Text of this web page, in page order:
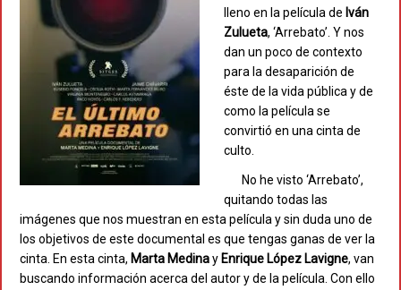
lleno en la película de Iván
Zulueta, ‘Arrebato’. Y nos
dan un poco de contexto
para la desaparición de
éste de la vida pública y de
como la película se
convirtió en una cinta de
culto.
No he visto ‘Arrebato’,
quitando todas las
imágenes que nos muestran en esta película y sin duda uno de
los objetivos de este documental es que tengas ganas de ver la
cinta. En esta cinta, Marta Medinay Enrique López Lavigne, van
buscando información acerca del autor y de la película. Con ello